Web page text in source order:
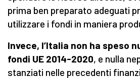
prima ben preparato adeguati
utilizzare i fondi in maniera
Invece, l’Italia non ha speso
fondi UE 2014-2020, e nulla
stanziati nelle precedenti